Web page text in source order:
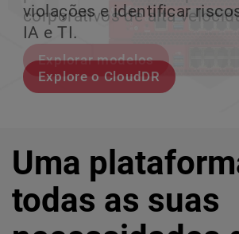
corporativos de alta
Explorar modelos
violações e identificar
IA e TI.
Explore o CloudDR
perder o ritmo.
Conheça Rai
crescimento escalável.
Conheça o WatchGuard EDR
Uma
todas as suas